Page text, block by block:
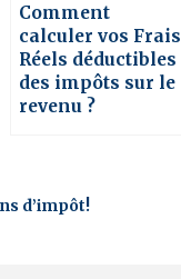
Comment
calculer vos Frais
Réels déductibles
des impôts sur le
revenu ?
d’impôt!